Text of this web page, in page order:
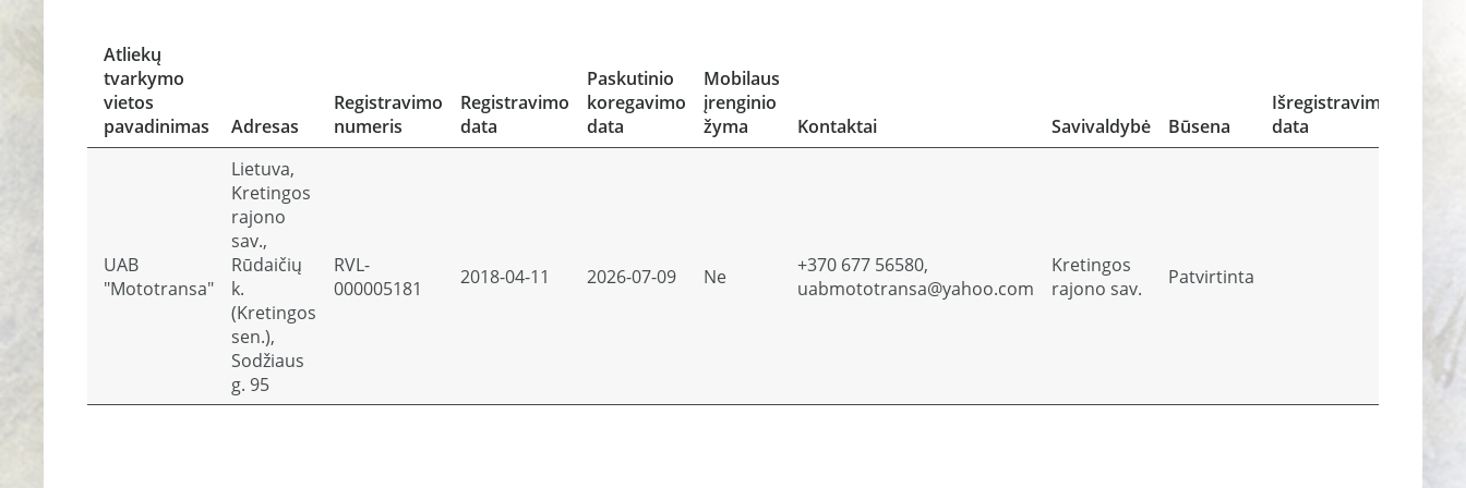
Atliekų
tvarkymo
vietos
pavadinimas
Adresas
Registravimo
numeris
Registravimo
data
Paskutinio
koregavimo
data
Mobilaus
įrenginio
žyma
Kontaktai Savivaldybė Būsena
Išregistravimo
data
UAB
"Mototransa"
Lietuva,
Kretingos
rajono
sav.,
Rūdaičių
k.
(Kretingos
sen.),
Sodžiaus
g. 95
RVL-
000005181
2018-04-11 2026-07-09 Ne
+370 677 56580,
uabmototransa@yahoo.com
Kretingos
rajono sav.
Patvirtinta